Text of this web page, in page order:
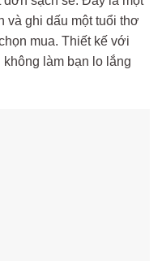
và ghi dấu một tuổi thơ
mua. Thiết kế với
làm bạn lo lắng